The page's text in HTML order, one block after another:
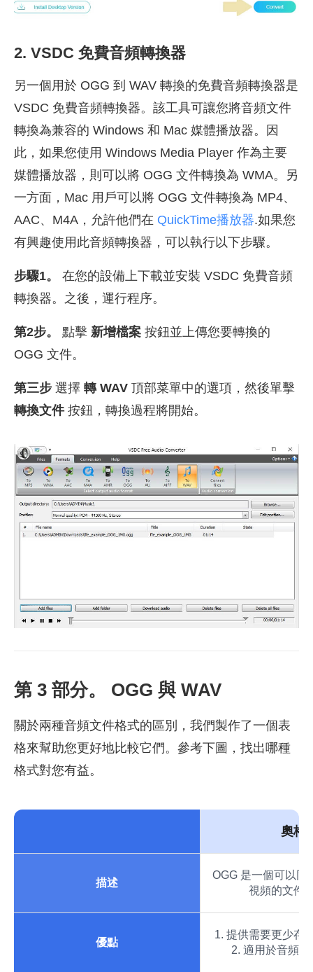
2. VSDC 免費音頻轉換器
另一個用於 OGG 到 WAV 轉換的免費音頻轉換器是
VSDC 免費音頻轉換器。該工具可讓您將音頻文件
轉換為兼容的 Windows 和 Mac 媒體播放器。因
此，如果您使用 Windows Media Player 作為主要
媒體播放器，則可以將 OGG 文件轉換為 WMA。另
一方面，Mac 用戶可以將 OGG 文件轉換為 MP4、
AAC、M4A，允許他們在 QuickTime播放器.如果您
有興趣使用此音頻轉換器，可以執行以下步驟。
步驟1。
在您的設備上下載並安裝 VSDC 免費音頻
轉換器。之後，運行程序。
第2步。 點擊 新增檔案 按鈕並上傳您要轉換的
OGG 文件。
第三步 選擇 轉 WAV 頂部菜單中的選項，然後單擊
轉換文件按鈕，轉換過程將開始。
第 3 部分。 OGG 與 WAV
關於兩種音頻文件格式的區別，我們製作了一個表
格來幫助您更好地比較它們。參考下圖，找出哪種
格式對您有益。
奧格
描述
OGG 是一個可以同
視頻的文件
優點
1. 提供需要更少存
2. 適用於音頻